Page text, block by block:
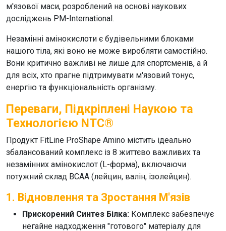
м'язової маси, розроблений на основі наукових
досліджень PM-International.
Незамінні амінокислоти є будівельними блоками
нашого тіла, які воно не може виробляти самостійно.
Вони критично важливі не лише для спортсменів, а й
для всіх, хто прагне підтримувати м'язовий тонус,
енергію та функціональність організму.
Переваги, Підкріплені Наукою та
Технологією NTC®
Продукт FitLine ProShape Amino містить ідеально
збалансований комплекс із 8 життєво важливих та
незамінних амінокислот (L-форма), включаючи
потужний склад BCAA (лейцин, валін, ізолейцин).
1. Відновлення та Зростання М'язів
Прискорений Синтез Білка: Комплекс забезпечує
негайне надходження "готового" матеріалу для